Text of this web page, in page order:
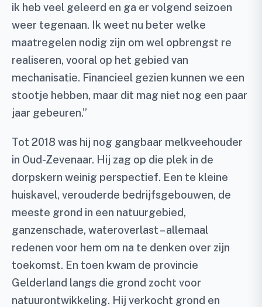
ik heb veel geleerd en ga er volgend seizoen
weer tegenaan. Ik weet nu beter welke
maatregelen nodig zijn om wel opbrengst re
realiseren, vooral op het gebied van
mechanisatie. Financieel gezien kunnen we een
stootje hebben, maar dit mag niet nog een paar
jaar gebeuren.”
Tot 2018 was hij nog gangbaar melkveehouder
in Oud-Zevenaar. Hij zag op die plek in de
dorpskern weinig perspectief. Een te kleine
huiskavel, verouderde bedrijfsgebouwen, de
meeste grond in een natuurgebied,
ganzenschade, wateroverlast – allemaal
redenen voor hem om na te denken over zijn
toekomst. En toen kwam de provincie
Gelderland langs die grond zocht voor
natuurontwikkeling. Hij verkocht grond en